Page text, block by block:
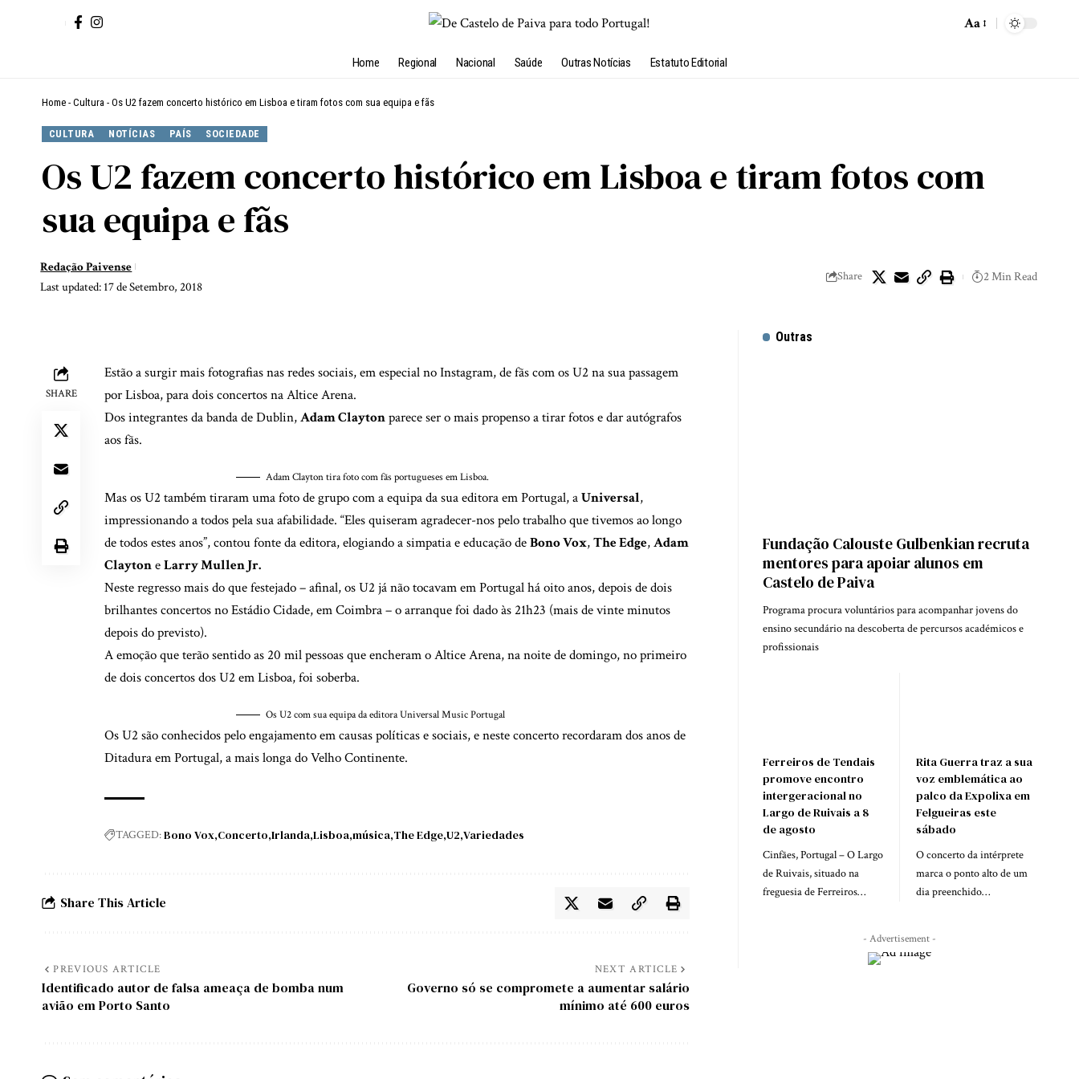
Aa
Home Regional Nacional Saúde Outras Notícias Estatuto Editorial
Home - Cultura - Os U2 fazem concerto histórico em Lisboa e tiram fotos com sua equipa e fãs
CULTURA NOTÍCIAS PAÍS SOCIEDADE
Os U2 fazem concerto histórico em Lisboa e tiram fotos com
sua equipa e fãs
Last updated: 17 de Setembro, 2018
Redação Paivense
Share 2 Min Read
SHARE
Estão a surgir mais fotografias nas redes sociais, em especial no Instagram, de fãs com os U2 na sua passagem
por Lisboa, para dois concertos na Altice Arena.
Dos integrantes da banda de Dublin,Adam Claytonparece ser o mais propenso a tirar fotos e dar autógrafos
aos fãs.
Adam Clayton tira foto com fãs portugueses em Lisboa.
Mas os U2 também tiraram uma foto de grupo com a equipa da sua editora em Portugal, aUniversal,
impressionando a todos pela sua afabilidade. “Eles quiseram agradecer-nos pelo trabalho que tivemos ao longo
de todos estes anos”, contou fonte da editora, elogiando a simpatia e educação deBono Vox,The Edge,Adam
ClaytoneLarry Mullen Jr.
Neste regresso mais do que festejado – afinal, os U2 já não tocavam em Portugal há oito anos, depois de dois
brilhantes concertos no Estádio Cidade, em Coimbra – o arranque foi dado às 21h23 (mais de vinte minutos
depois do previsto).
A emoção que terão sentido as 20 mil pessoas que encheram o Altice Arena, na noite de domingo, no primeiro
de dois concertos dos U2 em Lisboa, foi soberba.
Os U2 com sua equipa da editora Universal Music Portugal
Os U2 são conhecidos pelo engajamento em causas políticas e sociais, e neste concerto recordaram dos anos de
Ditadura em Portugal, a mais longa do Velho Continente.
TAGGED:Bono Vox Concerto Irlanda Lisboa música The Edge U2 Variedades
Share This Article
PREVIOUS ARTICLE
Identificado autor de falsa ameaça de bomba num
avião em Porto Santo
NEXT ARTICLE
Governo só se compromete a aumentar salário
mínimo até 600 euros
Outras
Fundação Calouste Gulbenkian recruta
mentores para apoiar alunos em
Castelo de Paiva
Programa procura voluntários para acompanhar jovens do
ensino secundário na descoberta de percursos académicos e
profissionais
Ferreiros de Tendais
promove encontro
intergeracional no
Largo de Ruivais a 8
de agosto
Cinfães, Portugal – O Largo
de Ruivais, situado na
freguesia de Ferreiros…
Rita Guerra traz a sua
voz emblemática ao
palco da Expolixa em
Felgueiras este
sábado
O concerto da intérprete
marca o ponto alto de um
dia preenchido…
- Advertisement -